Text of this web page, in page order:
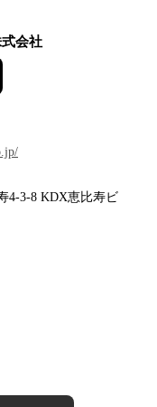
会社
4-3-8 KDX恵比寿ビ